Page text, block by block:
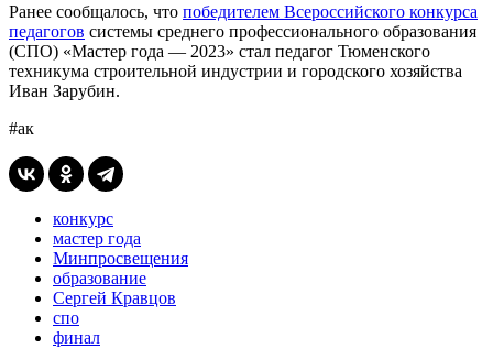
Ранее сообщалось, что победителем Всероссийского конкурса
педагогов системы среднего профессионального образования
(СПО) «Мастер года — 2023» стал педагог Тюменского
техникума строительной индустрии и городского хозяйства
Иван Зарубин.
#ак
конкурс
мастер года
Минпросвещения
образование
Сергей Кравцов
спо
финал